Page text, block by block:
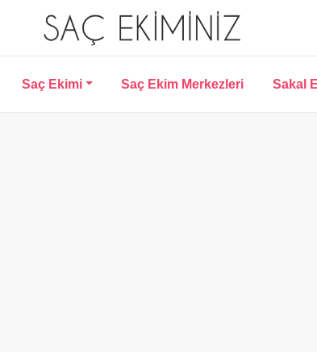
Saç Ekimi Saç Ekim Merkezleri Sakal